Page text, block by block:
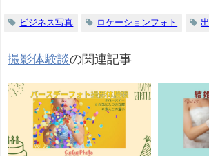
ビジネス写真 ロケーションフォト
撮影体験談の関連記事